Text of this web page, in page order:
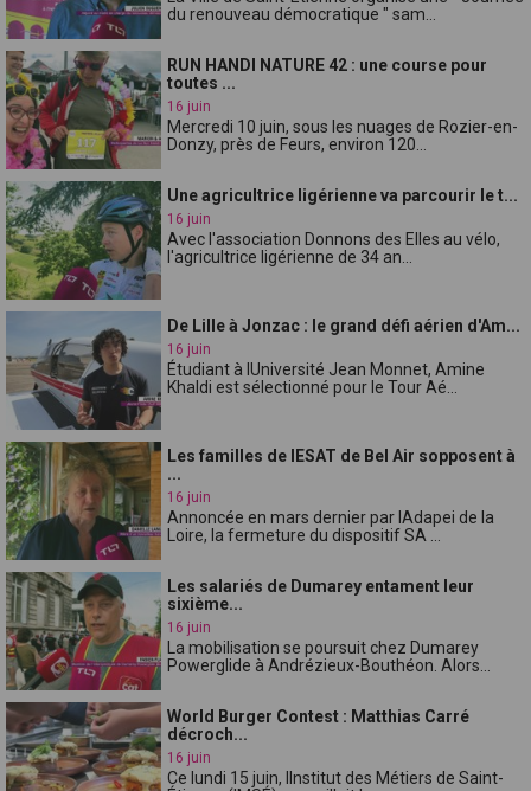
du renouveau démocratique " sam...
RUN HANDI NATURE 42 : une course pour
toutes ...
16 juin
Mercredi 10 juin, sous les nuages de Rozier-en-
Donzy, près de Feurs, environ 120...
Une agricultrice ligérienne va parcourir le t...
16 juin
Avec l'association Donnons des Elles au vélo,
l'agricultrice ligérienne de 34 an...
De Lille à Jonzac : le grand défi aérien d'Am...
16 juin
Étudiant à lUniversité Jean Monnet, Amine
Khaldi est sélectionné pour le Tour Aé...
Les familles de lESAT de Bel Air sopposent à
...
16 juin
Annoncée en mars dernier par lAdapei de la
Loire, la fermeture du dispositif SA ...
Les salariés de Dumarey entament leur
sixième...
16 juin
La mobilisation se poursuit chez Dumarey
Powerglide à Andrézieux-Bouthéon. Alors...
World Burger Contest : Matthias Carré
décroch...
16 juin
Ce lundi 15 juin, lInstitut des Métiers de Saint-